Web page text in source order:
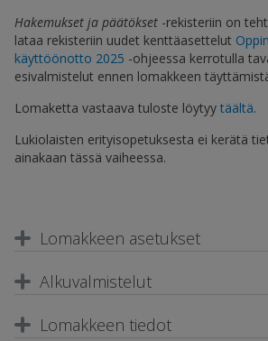
Hakemukset ja päätökset -rekisteriin on
lataa rekisteriin uudet kenttäasettelut
käyttöönotto 2025 -ohjeessa kerrotulla
esivalmistelut ennen lomakkeen
Lomaketta vastaava tuloste löytyy täältä.
Lukiolaisten erityisopetuksesta ei kerätä
ainakaan tässä vaiheessa.
Lomakkeen asetukset
Alkuvalmistelut
Lomakkeen tiedot